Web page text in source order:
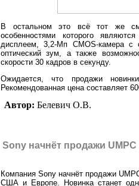
В остальном это всё тот же
особенностями которого
дисплеем, 3,2-Мп CMOS-камера с
оптический зум, а также
скорости 30 кадров в секунду.
Ожидается, что продажи
Рекомендованная цена составляет
Автор: Белевич О.В.
Sony начнёт продажи
Компания Sony начнёт продажи
США и Европе. Новинка станет